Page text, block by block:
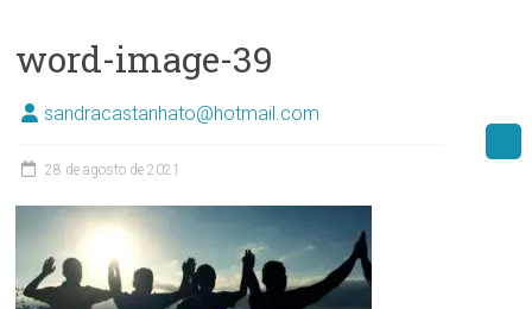
–
Luz
de
São
Paulo
Região
word-image-39
sandracastanhato@hotmail.com
28 de agosto de 2021